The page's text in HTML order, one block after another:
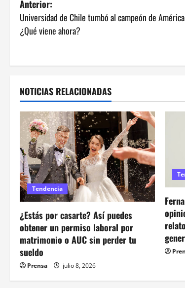
N
a
e
g
a
c
i
ó
n
d
e
e
n
Anterior:
Universidad de Chile tumbó al campeón de
¿Qué viene ahora?
NOTICIAS RELACIONADAS
Tendencia
¿Estás por casarte? Así puedes
obtener un permiso laboral por
matrimonio o AUC sin perder tu
sueldo
Prensa julio 8, 2026